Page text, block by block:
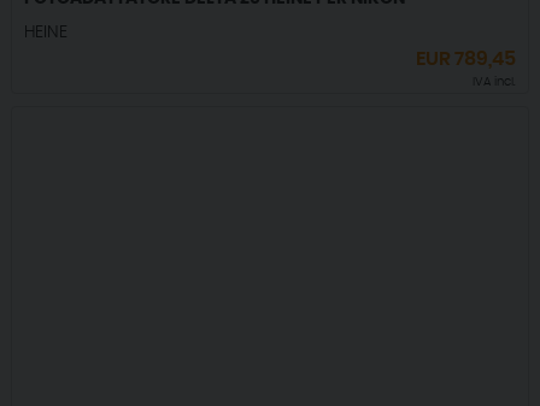
HEINE
EUR789,45
IVA incl.